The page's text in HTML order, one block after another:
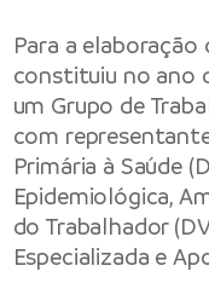
Para a elaboração
constituiu no ano
um Grupo de
com
Primária à Saúde
Epidemiológica,
do Trabalhador
Especializada e